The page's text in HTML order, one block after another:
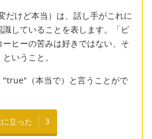
けど本当）は、話し手がこれに
していることを表します。「ビ
ヒーの苦みは好きではない、そ
いうこと。
"true"（本当で）と言うことがで
立った 3